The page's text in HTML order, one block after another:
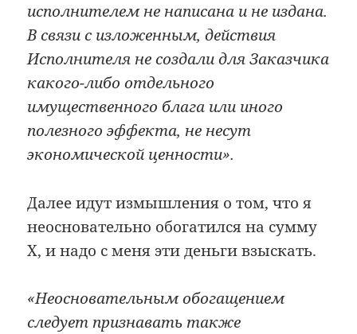
исполнителем не написана и не издана.
В связи с изложенным, действия
Исполнителя не создали для Заказчика
какого-либо отдельного
имущественного блага или иного
полезного эффекта, не несут
экономической ценности».
Далее идут измышления о том, что я
неосновательно обогатился на сумму
X, и надо с меня эти деньги взыскать.
«Неосновательным обогащением
следует признавать также